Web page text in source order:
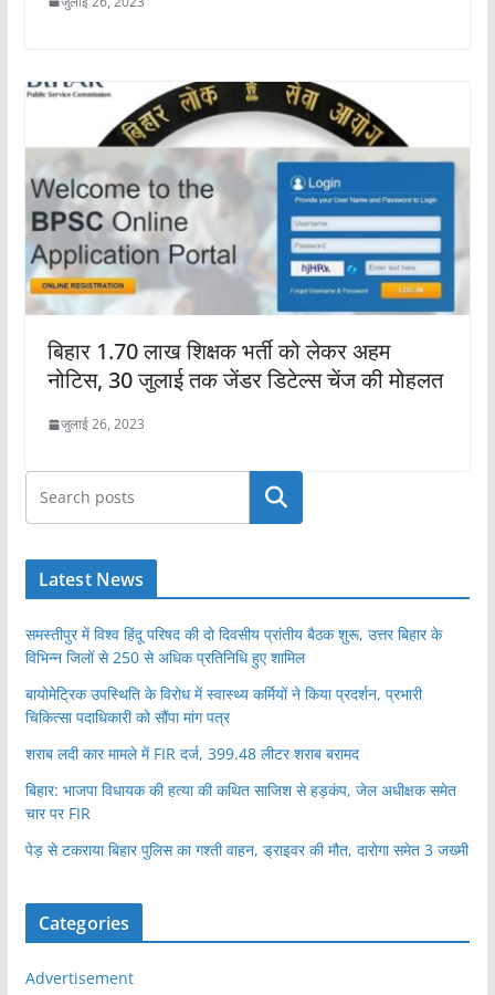
बिहार 1.70 लाख शिक्षक भर्ती को लेकर अहम
नोटिस, 30 जुलाई तक जेंडर डिटेल्स चेंज की मोहलत
जुलाई 26, 2023
खोजें
Latest News
समस्तीपुर में विश्व हिंदू परिषद की दो दिवसीय प्रांतीय बैठक शुरू, उत्तर बिहार के
विभिन्न जिलों से 250 से अधिक प्रतिनिधि हुए शामिल
बायोमेट्रिक उपस्थिति के विरोध में स्वास्थ्य कर्मियों ने किया प्रदर्शन, प्रभारी
चिकित्सा पदाधिकारी को सौंपा मांग पत्र
शराब लदी कार मामले में FIR दर्ज, 399.48 लीटर शराब बरामद
बिहार: भाजपा विधायक की हत्या की कथित साजिश से हड़कंप, जेल अधीक्षक समेत
चार पर FIR
पेड़ से टकराया बिहार पुलिस का गश्ती वाहन, ड्राइवर की मौत, दारोगा समेत 3 जख्मी
Categories
Advertisement